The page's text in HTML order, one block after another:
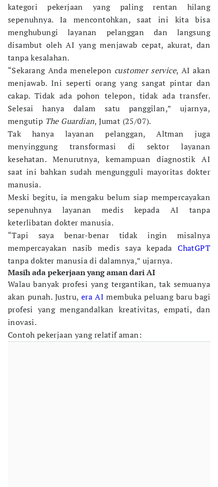
kategori pekerjaan yang paling rentan hilang
sepenuhnya. Ia mencontohkan, saat ini kita bisa
menghubungi layanan pelanggan dan langsung
disambut oleh AI yang menjawab cepat, akurat, dan
tanpa kesalahan.
“Sekarang Anda menelepon customer service, AI akan
menjawab. Ini seperti orang yang sangat pintar dan
cakap. Tidak ada pohon telepon, tidak ada transfer.
Selesai hanya dalam satu panggilan,” ujarnya,
mengutip The Guardian, Jumat (25/07).
Tak hanya layanan pelanggan, Altman juga
menyinggung transformasi di sektor layanan
kesehatan. Menurutnya, kemampuan diagnostik AI
saat ini bahkan sudah mengungguli mayoritas dokter
manusia.
Meski begitu, ia mengaku belum siap mempercayakan
sepenuhnya layanan medis kepada AI tanpa
keterlibatan dokter manusia.
“Tapi saya benar-benar tidak ingin misalnya
mempercayakan nasib medis saya kepadaChatGPT
tanpa dokter manusia di dalamnya,” ujarnya.
Masih ada pekerjaan yang aman dari AI
Walau banyak profesi yang tergantikan, tak semuanya
akan punah. Justru, era AI membuka peluang baru bagi
profesi yang mengandalkan kreativitas, empati, dan
inovasi.
Contoh pekerjaan yang relatif aman: